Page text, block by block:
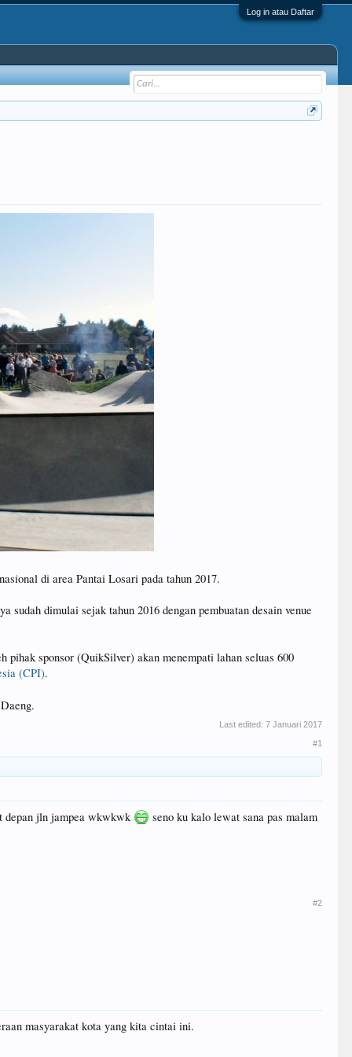
Log in atau Daftar
di area Pantai Losari pada tahun 2017.
dimulai sejak tahun 2016 dengan pembuatan desain venue
pihak sponsor (QuikSilver) akan menempati lahan seluas 600
(CPI).
Last edited: 7 Januari 2017
#1
depan jln jampea wkwkwk
seno ku kalo lewat sana pas malam
#2
masyarakat kota yang kita cintai ini.